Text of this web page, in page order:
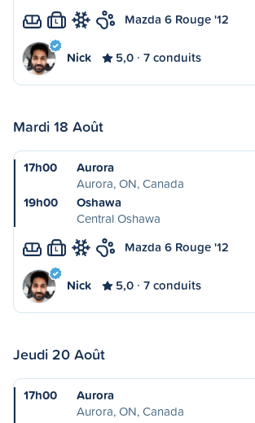
L Mazda 6 Rouge '12
Nick 5,0 7 conduits
Mardi 18 Août
17h00
Aurora
Aurora, ON, Canada
19h00
Oshawa
Central Oshawa
L Mazda 6 Rouge '12
Nick 5,0 7 conduits
Jeudi 20 Août
17h00
Aurora
Aurora, ON, Canada